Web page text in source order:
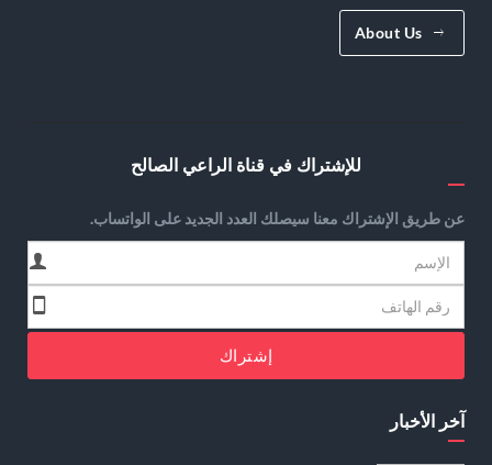
About Us
للإشتراك في قناة الراعي الصالح
عن طريق الإشتراك معنا سيصلك العدد الجديد على الواتساب.
إشتراك
آخر الأخبار